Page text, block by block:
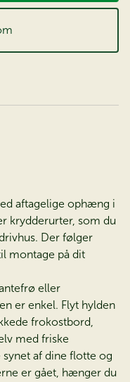
aftagelige ophæng i
krydderurter, som du
Der følger
montage på dit
eller
er enkel. Flyt hylden
frokostbord,
med friske
af dine flotte og
er gået, hænger du